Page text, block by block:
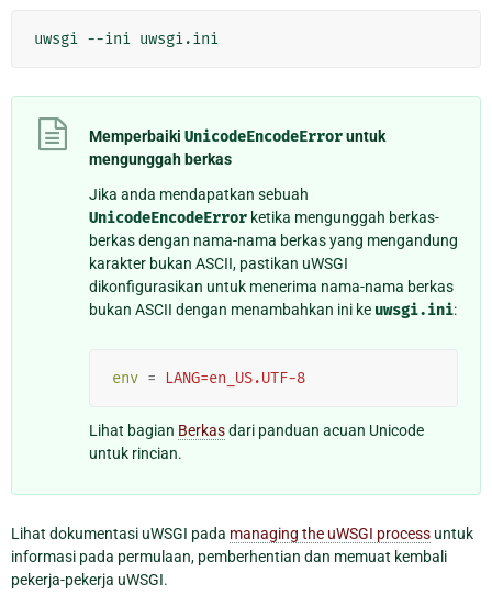
uwsgi --ini
Memperbaiki UnicodeEncodeErroruntuk
mengunggah berkas
Jika anda mendapatkan sebuah
UnicodeEncodeError ketika mengunggah berkas-
berkas dengan nama-nama berkas yang mengandung
karakter bukan ASCII, pastikan uWSGI
dikonfigurasikan untuk menerima nama-nama berkas
bukan ASCII dengan menambahkan ini ke uwsgi.ini:
env = LANG=en_US.UTF-8
Lihat bagian Berkasdari panduan acuan Unicode
untuk rincian.
Lihat dokumentasi uWSGI pada managing the uWSGI process untuk
informasi pada permulaan, pemberhentian dan memuat kembali
pekerja-pekerja uWSGI.